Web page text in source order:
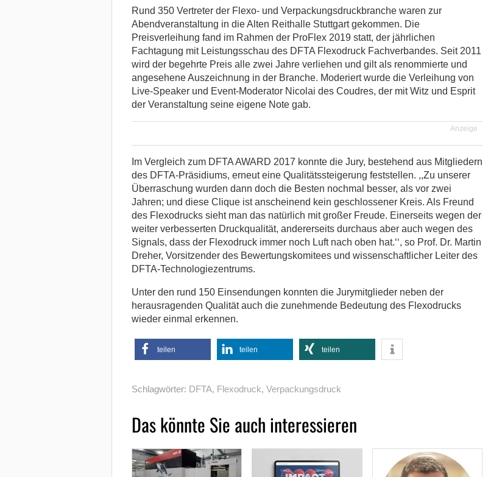
Rund 350 Vertreter der Flexo- und Verpackungsdruckbranche waren zur
Abendveranstaltung in die Alten Reithalle Stuttgart gekommen. Die
Preisverleihung fand im Rahmen der ProFlex 2019 statt, der jährlichen
Fachtagung mit Leistungsschau des DFTA Flexodruck Fachverbandes. Seit 2011
wird der begehrte Preis alle zwei Jahre verliehen und gilt als renommierte und
angesehene Auszeichnung in der Branche. Moderiert wurde die Verleihung von
Live-Speaker und Event-Moderator Nicolai des Coudres, der mit Witz und Esprit
der Veranstaltung seine eigene Note gab.
Anzeige
Im Vergleich zum DFTA AWARD 2017 konnte die Jury, bestehend aus Mitgliedern
des DFTA-Präsidiums, erneut eine Qualitätssteigerung feststellen. ,,Zu unserer
Überraschung wurden dann doch die Besten nochmal besser, als vor zwei
Jahren; und diese Clique ist anscheinend kein geschlossener Kreis. Als Freund
des Flexodrucks sieht man das natürlich mit großer Freude. Einerseits wegen der
weiter verbesserten Druckqualität, andererseits durchaus aber auch wegen des
Signals, dass der Flexodruck immer noch Luft nach oben hat.‘‘, so Prof. Dr. Martin
Dreher, Vorsitzender des Bewertungskomitees und wissenschaftlicher Leiter des
DFTA-Technologiezentrums.
Unter den rund 150 Einsendungen konnten die Jurymitglieder neben der
herausragenden Qualität auch die zunehmende Bedeutung des Flexodrucks
wieder einmal erkennen.
teilen teilen teilen
Schlagwörter: DFTA, Flexodruck, Verpackungsdruck
Das könnte Sie auch interessieren